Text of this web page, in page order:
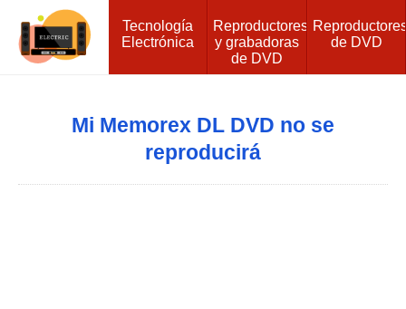
Tecnología
Electrónica
Reproductores
y grabadoras
de DVD
de DVD
Mi Memorex DL DVD no se
reproducirá